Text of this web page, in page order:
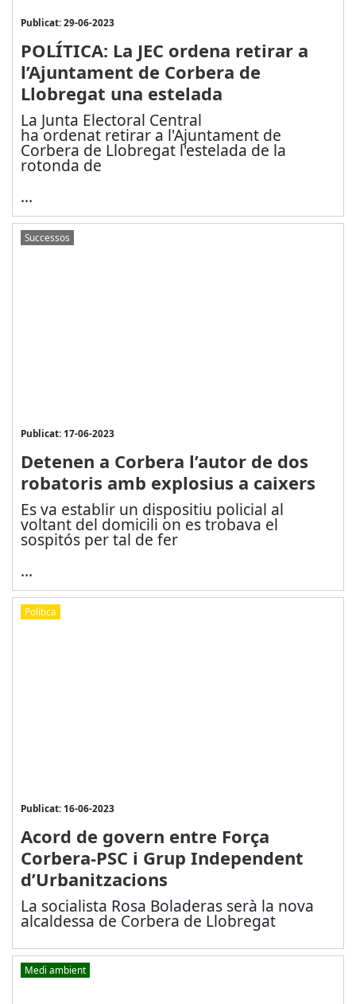
Publicat: 29-06-2023
POLÍTICA: La JEC ordena retirar a
l’Ajuntament de Corbera de
Llobregat una estelada
La Junta Electoral Central
ha ordenat retirar a l'Ajuntament de
Corbera de Llobregat l'estelada de la
rotonda de
...
Successos
Publicat: 17-06-2023
Detenen a Corbera l’autor de dos
robatoris amb explosius a caixers
Es va establir un dispositiu policial al
voltant del domicili on es trobava el
sospitós per tal de fer
...
Política
Publicat: 16-06-2023
Acord de govern entre Força
Corbera-PSC i Grup Independent
d’Urbanitzacions
La socialista Rosa Boladeras serà la nova
alcaldessa de Corbera de Llobregat
Medi ambient